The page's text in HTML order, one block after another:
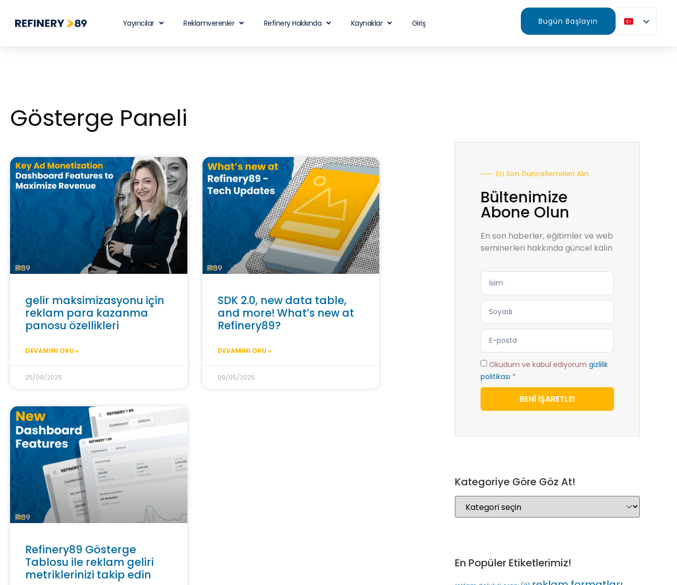
Yayıncılar Reklamverenler Refinery Hakkında Kaynaklar Giriş Bugün Başlayın
Gösterge Paneli
gelir maksimizasyonu için
reklam para kazanma
panosu özellikleri
DEVAMINI OKU »
25/09/2025
SDK 2.0, new data table,
and more! What’s new at
Refinery89?
DEVAMINI OKU »
09/05/2025
Refinery89 Gösterge
Tablosu ile reklam geliri
metriklerinizi takip edin
En Son Güncellemeleri Alın
Bültenimize
Abone Olun
En son haberler, eğitimler ve web
seminerleri hakkında güncel kalın
Okudum ve kabul ediyorum gizlilik
politikası *
BENİ İŞARETLE!
Kategoriye Göre Göz At!
En Popüler Etiketlerimiz!